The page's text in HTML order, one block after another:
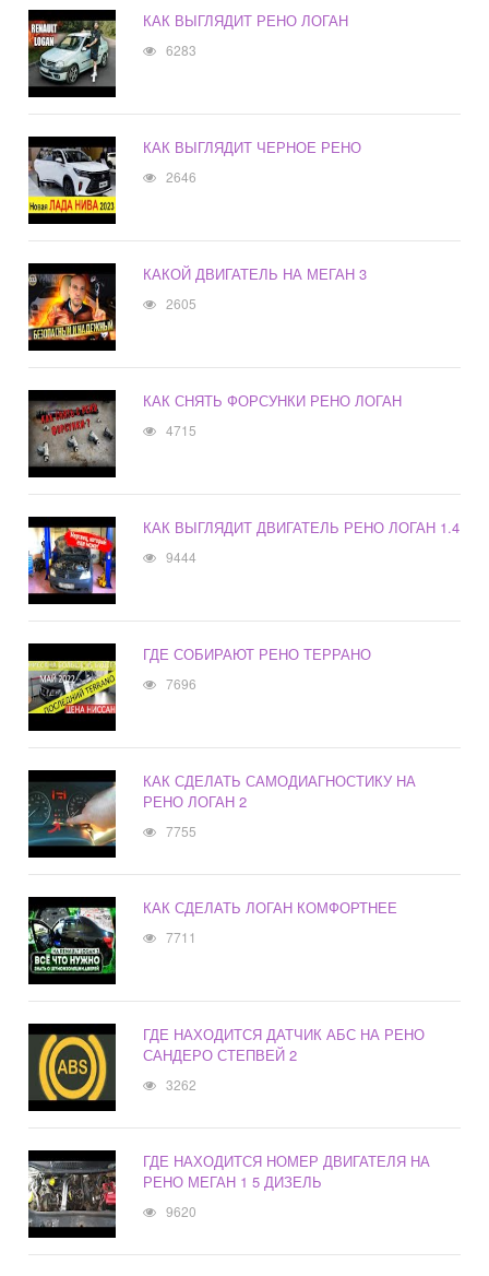
КАК ВЫГЛЯДИТ РЕНО ЛОГАН
6283
КАК ВЫГЛЯДИТ ЧЕРНОЕ РЕНО
2646
КАКОЙ ДВИГАТЕЛЬ НА МЕГАН 3
2605
КАК СНЯТЬ ФОРСУНКИ РЕНО ЛОГАН
4715
КАК ВЫГЛЯДИТ ДВИГАТЕЛЬ РЕНО ЛОГАН 1.4
9444
ГДЕ СОБИРАЮТ РЕНО ТЕРРАНО
7696
КАК СДЕЛАТЬ САМОДИАГНОСТИКУ НА
РЕНО ЛОГАН 2
7755
КАК СДЕЛАТЬ ЛОГАН КОМФОРТНЕЕ
7711
ГДЕ НАХОДИТСЯ ДАТЧИК АБС НА РЕНО
САНДЕРО СТЕПВЕЙ 2
3262
ГДЕ НАХОДИТСЯ НОМЕР ДВИГАТЕЛЯ НА
РЕНО МЕГАН 1 5 ДИЗЕЛЬ
9620